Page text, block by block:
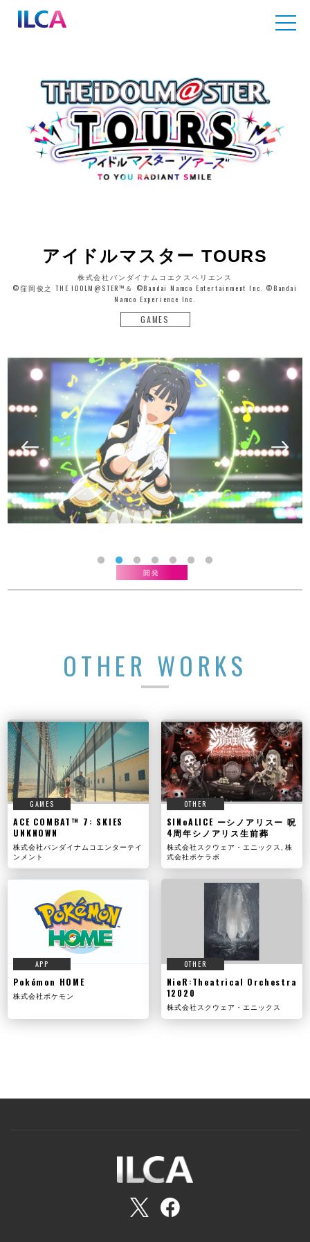
アイドルマスター TOURS
株式会社バンダイナムコエクスペリエンス
©窪岡俊之 THE IDOLM@STER™＆ ©Bandai Namco Entertainment Inc. ©Bandai
Namco Experience Inc.
GAMES
開発
OTHER WORKS
GAMES
ACE COMBAT™ 7: SKIES
UNKNOWN
株式会社バンダイナムコエンターテイ
ンメント
OTHER
SINoALICE ーシノアリスー 呪
4周年シノアリス生前葬
株式会社スクウェア・エニックス, 株
式会社ポケラボ
APP
Pokémon HOME
株式会社ポケモン
OTHER
NieR:Theatrical Orchestra
12020
株式会社スクウェア・エニックス